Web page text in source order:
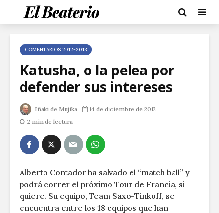
COMENTARIOS 2012-2013
Katusha, o la pelea por
defender sus intereses
Iñaki de Mujika
14 de diciembre de 2012
2 min de lectura
Alberto Contador ha salvado el “match ball” y
podrá correr el próximo Tour de Francia, si
quiere. Su equipo, Team Saxo-Tinkoff, se
encuentra entre los 18 equipos que han